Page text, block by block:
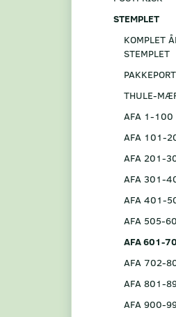
STEMPLET
KOMPLET
STEMPLET
THULE-
AFA 1-100
AFA 101-
AFA 201-
AFA 301-
AFA 401-
AFA 505-
AFA 601-
AFA 702-
AFA 801-
AFA 900-